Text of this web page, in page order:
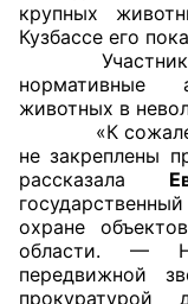
Доходы
крупных
Кузбассе его
Участники
нормативные
животных в
«К
не закреплены
рассказала
охране
области. —
передвижной
прокуратурой